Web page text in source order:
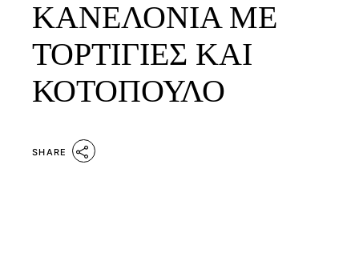
ΚΑΝΕΛΟΝΙΑ ΜΕ
ΤΟΡΤΙΓΙΕΣ ΚΑΙ
ΚΟΤΟΠΟΥΛΟ
SHARE